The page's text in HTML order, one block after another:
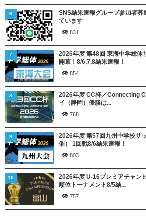
SNS結果速報グループ参加者募
ています
831
6
2026年度 第48回 東海中学総体
開幕！8/6,7,8結果速報！
854
7
2026年度 CC杯／Connecting
イ（静岡）優勝は...
768
8
2026年度 第57回九州中学校サ
催） 1回戦8/6結果速報！
803
9
2026年度 U-16プレミアチャン
順位トーナメント8/5結...
757
10